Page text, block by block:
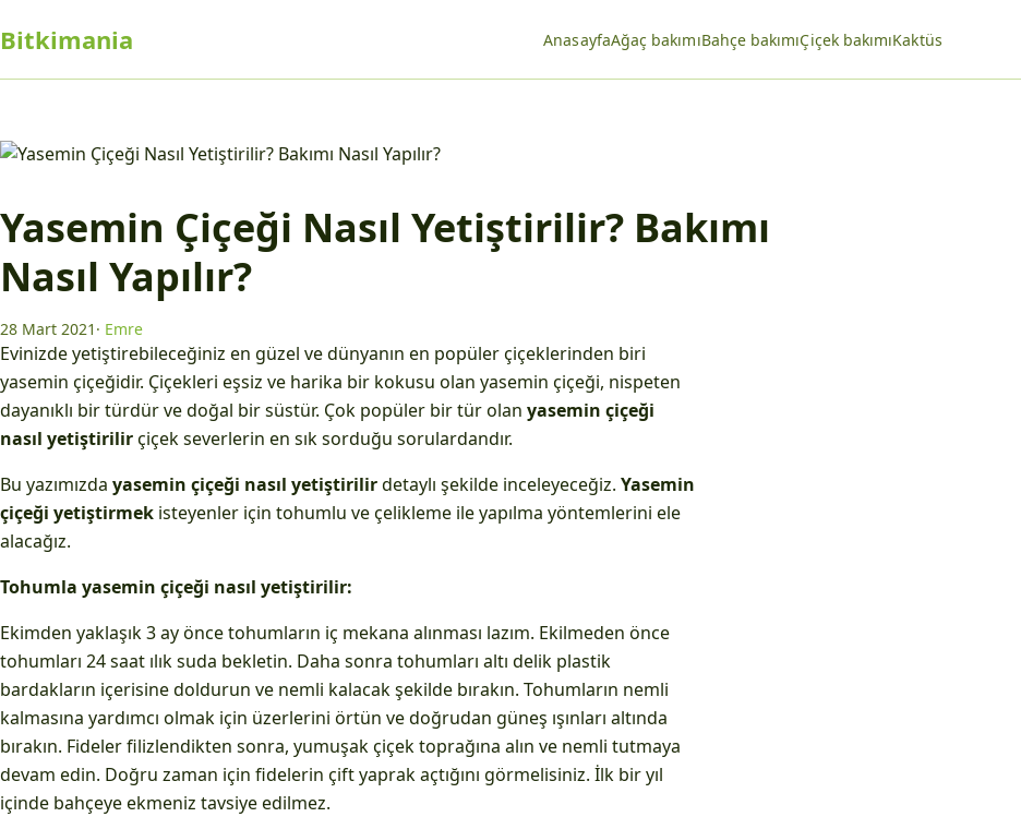
Bitkimania AnasayfaAğaç bakımıBahçe bakımıÇiçek bakımıKaktüs
Yasemin Çiçeği Nasıl Yetiştirilir? Bakımı
Nasıl Yapılır?
28 Mart 2021 · Emre
Evinizde yetiştirebileceğiniz en güzel ve dünyanın en popüler çiçeklerinden biri
yasemin çiçeğidir. Çiçekleri eşsiz ve harika bir kokusu olan yasemin çiçeği, nispeten
dayanıklı bir türdür ve doğal bir süstür. Çok popüler bir tür olan yasemin çiçeği
nasıl yetiştirilirçiçek severlerin en sık sorduğu sorulardandır.
Bu yazımızda yasemin çiçeği nasıl yetiştirilirdetaylı şekilde inceleyeceğiz. Yasemin
çiçeği yetiştirmek isteyenler için tohumlu ve çelikleme ile yapılma yöntemlerini ele
alacağız.
Tohumla yasemin çiçeği nasıl yetiştirilir:
Ekimden yaklaşık 3 ay önce tohumların iç mekana alınması lazım. Ekilmeden önce
tohumları 24 saat ılık suda bekletin. Daha sonra tohumları altı delik plastik
bardakların içerisine doldurun ve nemli kalacak şekilde bırakın. Tohumların nemli
kalmasına yardımcı olmak için üzerlerini örtün ve doğrudan güneş ışınları altında
bırakın. Fideler filizlendikten sonra, yumuşak çiçek toprağına alın ve nemli tutmaya
devam edin. Doğru zaman için fidelerin çift yaprak açtığını görmelisiniz. İlk bir yıl
içinde bahçeye ekmeniz tavsiye edilmez.